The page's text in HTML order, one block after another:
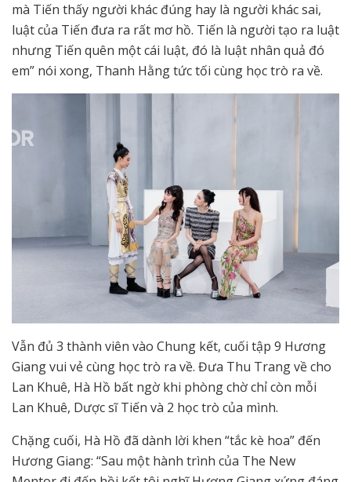
mà Tiến thấy người khác đúng hay là người khác sai,
luật của Tiến đưa ra rất mơ hồ. Tiến là người tạo ra luật
nhưng Tiến quên một cái luật, đó là luật nhân quả đó
em” nói xong, Thanh Hằng tức tối cùng học trò ra về.
Vẫn đủ 3 thành viên vào Chung kết, cuối tập 9 Hương
Giang vui vẻ cùng học trò ra về. Đưa Thu Trang về cho
Lan Khuê, Hà Hồ bất ngờ khi phòng chờ chỉ còn mỗi
Lan Khuê, Dược sĩ Tiến và 2 học trò của mình.
Chặng cuối, Hà Hồ đã dành lời khen “tắc kè hoa” đến
Hương Giang: “Sau một hành trình của The New